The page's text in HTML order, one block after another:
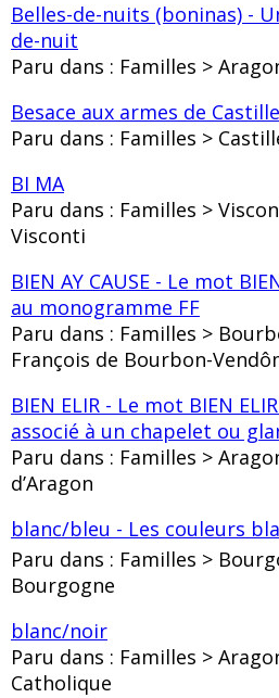
Belles-de-nuits (boninas) -
de-nuit
Paru dans : Familles >
Besace aux armes de
Paru dans : Familles >
BI MA
Paru dans : Familles >
Visconti
BIEN AY CAUSE - Le mot
au monogramme FF
Paru dans : Familles >
François de Bourbon-
BIEN ELIR - Le mot BIEN
associé à un chapelet ou
Paru dans : Familles >
d’Aragon
blanc/bleu - Les couleurs
Paru dans : Familles >
Bourgogne
blanc/noir
Paru dans : Familles >
Catholique